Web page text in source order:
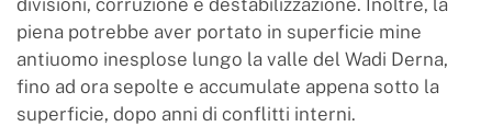
piena potrebbe aver portato in superficie mine
antiuomo inesplose lungo la valle del Wadi Derna,
fino ad ora sepolte e accumulate appena sotto la
superficie, dopo anni di conflitti interni.